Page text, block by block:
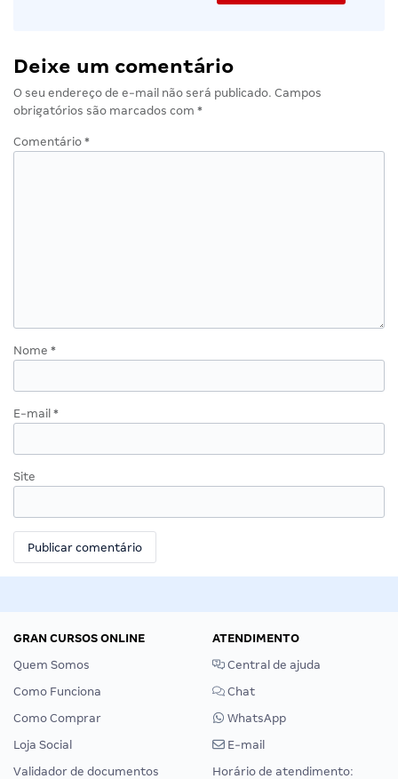
Deixe um comentário
O seu endereço de e-mail não será publicado. Campos
obrigatórios são marcados com *
Comentário *
Nome *
E-mail *
Site
GRAN CURSOS ONLINE
Quem Somos
Como Funciona
Como Comprar
Loja Social
Validador de documentos
ATENDIMENTO
Central de ajuda
Chat
WhatsApp
E-mail
Horário de atendimento: